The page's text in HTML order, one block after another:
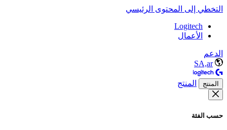
التخطي إلى المحتوى الرئيسي
Logitech
الأعمال
الدعم
SA,ar
المنتج المنتج
حسب الفئة